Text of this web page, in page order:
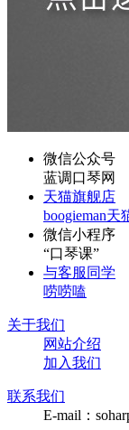
微信公众号
蓝调口琴网
天猫旗舰店
boogieman天
微信小程序
“口琴课”
与客服同学
唠唠嗑
关于我们
网站介绍
加入我们
联系我们
E-mail：